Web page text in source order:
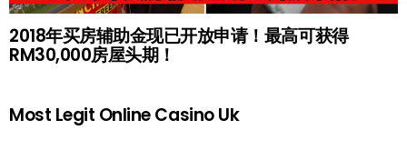
2018年买房辅助金现已开放申请！最高可获得
RM30,000房屋头期！
Most Legit Online Casino Uk